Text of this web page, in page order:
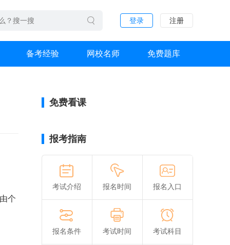
登录 注册
备考经验 网校名师 免费题库
个
免费看课
报考指南
考试介绍 报名时间 报名入口
报名条件 考试时间 考试科目